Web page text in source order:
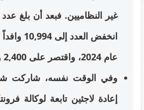
عام 2024، واقتصر على 2,400 وافداً في عام 2025.
إعادة لاجئين تابعة لوكالة